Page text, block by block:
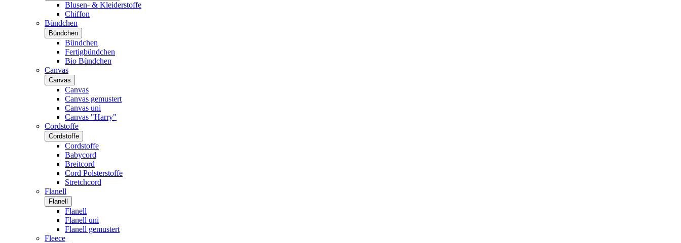
Blusen- & Kleiderstoffe
Chiffon
Bündchen
Bündchen
Bündchen
Fertigbündchen
Bio Bündchen
Canvas
Canvas
Canvas
Canvas gemustert
Canvas uni
Canvas "Harry"
Cordstoffe
Cordstoffe
Cordstoffe
Babycord
Breitcord
Cord Polsterstoffe
Stretchcord
Flanell
Flanell
Flanell
Flanell uni
Flanell gemustert
Fleece